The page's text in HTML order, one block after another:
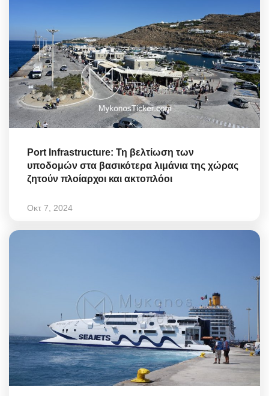
Port Infrastructure: Τη βελτίωση των
υποδομών στα βασικότερα λιμάνια της χώρας
ζητούν πλοίαρχοι και ακτοπλόοι
Οκτ 7, 2024